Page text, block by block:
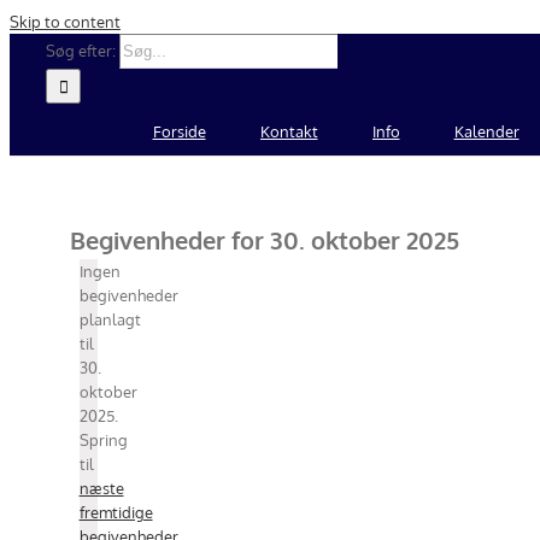
Skip to content
Søg efter:
Forside Kontakt Info Kalender
Begivenheder for 30. oktober 2025
Notice
Ingen
begivenheder
planlagt
til
30.
oktober
2025.
Spring
til
næste
fremtidige